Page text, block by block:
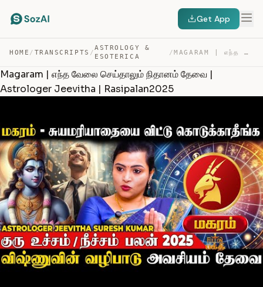
Get App
HOME / TRANSCRIPTS /
ASTROLOGY &
ESOTERICA
/ MAGARAM | எந்த வேலை செய்தாலும் நிதானம் தேவை | ASTROLOGE… — TRANSCRIPT
Magaram | எந்த வேலை செய்தாலும் நிதானம் தேவை |
Astrologer Jeevitha | Rasipalan2025